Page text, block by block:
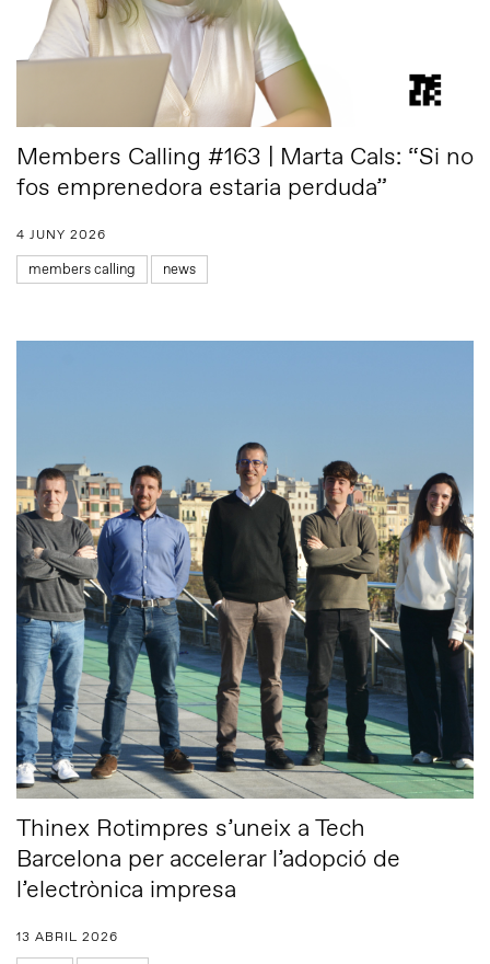
Members Calling #163 | Marta Cals: “Si no
fos emprenedora estaria perduda”
4 JUNY 2026
members calling news
Thinex Rotimpres s’uneix a Tech
Barcelona per accelerar l’adopció de
l’electrònica impresa
13 ABRIL 2026